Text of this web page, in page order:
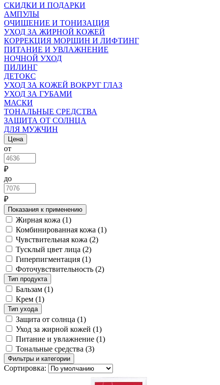
СКИДКИ И ПОДАРКИ
АМПУЛЫ
ОЧИЩЕНИЕ И ТОНИЗАЦИЯ
УХОД ЗА ЖИРНОЙ КОЖЕЙ
КОРРЕКЦИЯ МОРЩИН И ЛИФТИНГ
ПИТАНИЕ И УВЛАЖНЕНИЕ
НОЧНОЙ УХОД
ПИЛИНГ
ДЕТОКС
УХОД ЗА КОЖЕЙ ВОКРУГ ГЛАЗ
УХОД ЗА ГУБАМИ
МАСКИ
ТОНАЛЬНЫЕ СРЕДСТВА
ЗАЩИТА ОТ СОЛНЦА
ДЛЯ МУЖЧИН
Цена
от
₽
до
₽
Показания к применению
Жирная кожа (1)
Комбинированная кожа (1)
Чувствительная кожа (2)
Тусклый цвет лица (2)
Гиперпигментация (1)
Фоточувствительность (2)
Тип продукта
Бальзам (1)
Крем (1)
Тип ухода
Защита от солнца (1)
Уход за жирной кожей (1)
Питание и увлажнение (1)
Тональные средства (3)
Фильтры и категории
Сортировка: